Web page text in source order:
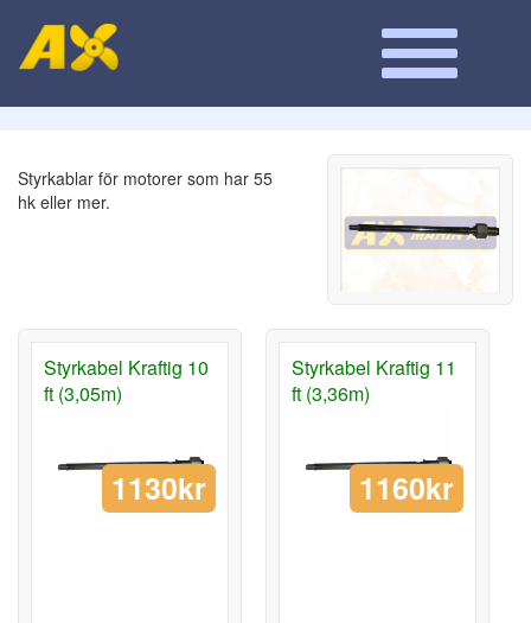
Styrkablar för motorer som har 55
hk eller mer.
Styrkabel Kraftig 10
ft (3,05m)
1130kr
Styrkabel Kraftig 11
ft (3,36m)
1160kr